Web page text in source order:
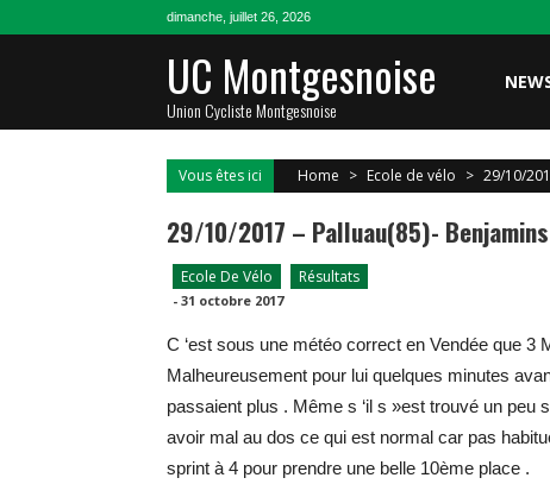
dimanche, juillet 26, 2026
UC Montgesnoise
Union Cycliste Montgesnoise
Vous êtes ici Home > Ecole de vélo > 29/10/
29/10/2017 – Palluau(85)- Benjamins
Ecole De Vélo Résultats
- 31 octobre 2017
C ‘est sous une météo correct en Vendée que
Malheureusement pour lui quelques minutes
passaient plus . Même s ‘il s »est trouvé un
avoir mal au dos ce qui est normal car pas
sprint à 4 pour prendre une belle 10ème place .